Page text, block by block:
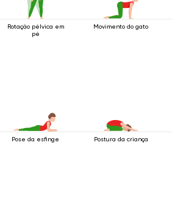
Rotação pélvica em
pé
Movimento do gato
Pose da esfinge Postura da criança